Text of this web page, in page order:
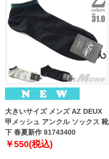
大きいサイズ メンズ AZ DEUX
甲メッシュ アンクル ソックス 靴
下 春夏新作 81743400
￥550(税込)